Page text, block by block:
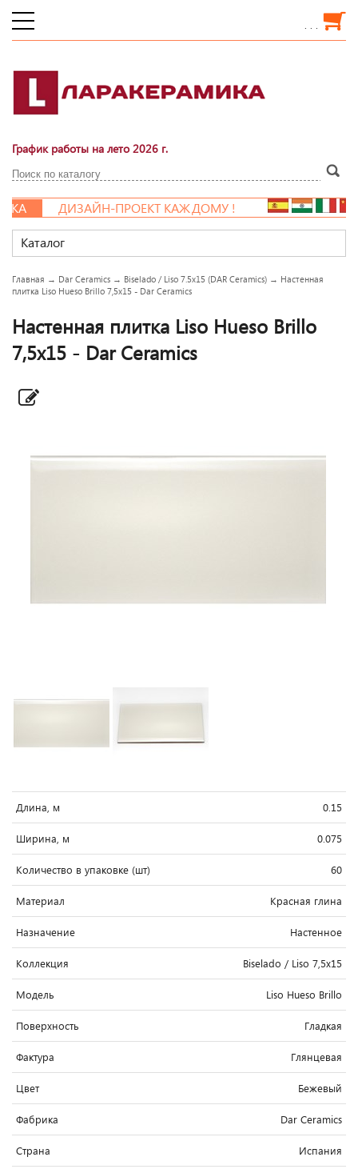
. . .
График работы на лето 2026 г.
ДИЗАЙН-ПРОЕКТ КАЖДОМУ !
Каталог
Главная → Dar Ceramics → Biselado / Liso 7.5x15 (DAR Ceramics) → Настенная
плитка Liso Hueso Brillo 7,5x15 - Dar Ceramics
Настенная плитка Liso Hueso Brillo
7,5x15 - Dar Ceramics
Длина, м 0.15
Ширина, м 0.075
Количество в упаковке (шт) 60
Материал Красная глина
Назначение Настенное
Коллекция Biselado / Liso 7,5x15
Модель Liso Hueso Brillo
Поверхность Гладкая
Фактура Глянцевая
Цвет Бежевый
Фабрика Dar Ceramics
Страна Испания